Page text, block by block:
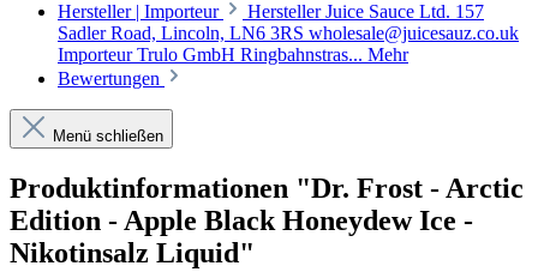
Hersteller | Importeur
Hersteller Juice Sauce Ltd. 157
Sadler Road, Lincoln, LN6 3RS wholesale@juicesauz.co.uk
Importeur Trulo GmbH Ringbahnstras... Mehr
Bewertungen
Menü schließen
Produktinformationen "Dr. Frost - Arctic
Edition - Apple Black Honeydew Ice -
Nikotinsalz Liquid"